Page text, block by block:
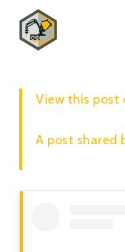
View this post
A post shared